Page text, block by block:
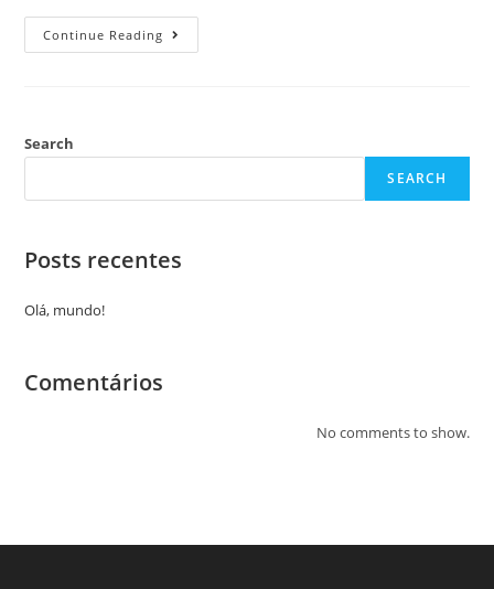
Continue Reading Olá,
Mundo!
Search
SEARCH
Posts recentes
Olá, mundo!
Comentários
No comments to show.